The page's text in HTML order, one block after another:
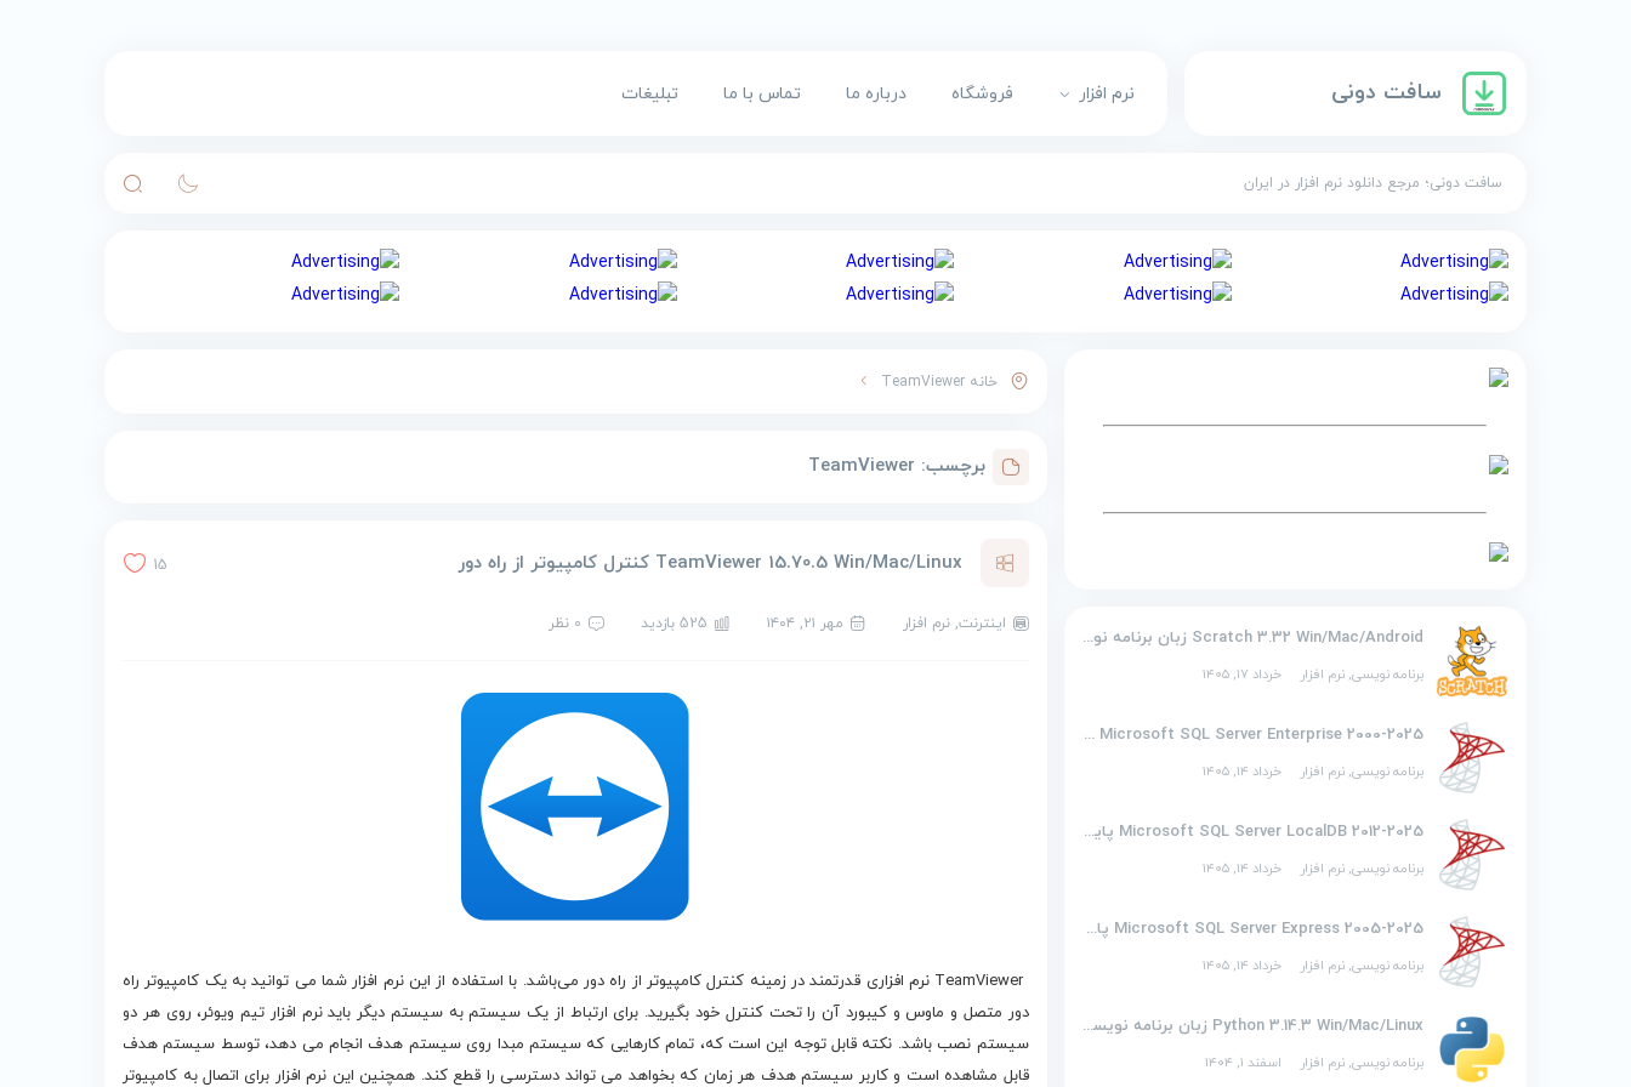
سافت دونی نرم افزار فروشگاه درباره ما تماس با ما تبلیغات
سافت دونی؛ مرجع دانلود نرم افزار در ایران
Scratch 3.32 Win/Mac/Android زبان برنامه نویسی تصویری اسکرچ
برنامه نویسی, نرم افزار خرداد ۱۷, ۱۴۰۵
2000-2025 Microsoft SQL Server Enterprise پایگاه داده
برنامه نویسی, نرم افزار خرداد ۱۴, ۱۴۰۵
2012-2025 Microsoft SQL Server LocalDB پایگاه داده
برنامه نویسی, نرم افزار خرداد ۱۴, ۱۴۰۵
2005-2025 Microsoft SQL Server Express پایگاه داده
برنامه نویسی, نرم افزار خرداد ۱۴, ۱۴۰۵
Python 3.14.3 Win/Mac/Linux زبان برنامه نویسی پایتون
برنامه نویسی, نرم افزار اسفند ۱, ۱۴۰۴
خانه TeamViewer
برچسب: TeamViewer
TeamViewer 15.70.5 Win/Mac/Linux کنترل کامپیوتر از راه دور 15
اینترنت,نرم افزار مهر ۲۱, ۱۴۰۴ 525 بازدید 0 نظر
TeamViewer نرم افزاری قدرتمند در زمینه کنترل کامپیوتر از راه دور می‌باشد. با استفاده از این نرم افزار شما می‌ توانید به یک کامپیوتر راه
دور متصل و ماوس و کیبورد آن را تحت کنترل خود بگیرید. برای ارتباط از یک سیستم به سیستم دیگر باید نرم افزار تیم ویوئر، روی هر دو
سیستم نصب باشد. نکته قابل توجه این است که، تمام کارهایی که سیستم مبدا روی سیستم هدف انجام می دهد، توسط سیستم هدف
قابل مشاهده است و کاربر سیستم هدف هر زمان که بخواهد می تواند دسترسی را قطع کند. همچنین این نرم افزار برای اتصال به کامپیوتر